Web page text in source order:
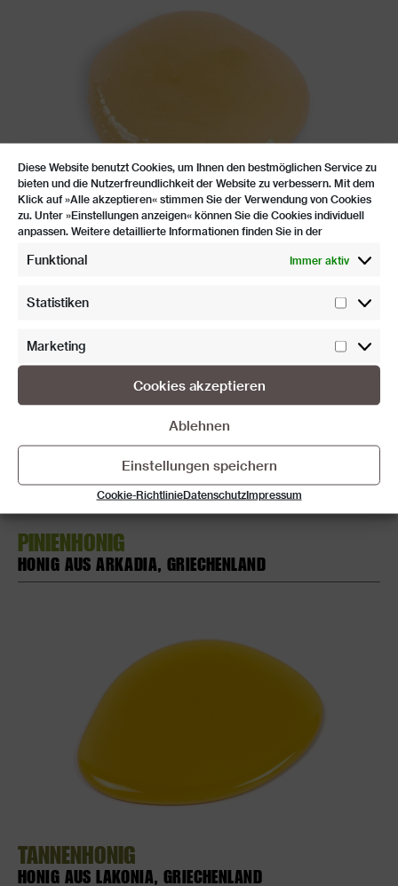
Diese Website benutzt Cookies, um Ihnen den bestmöglichen Service zu
bieten und die Nutzerfreundlichkeit der Website zu verbessern. Mit dem
Klick auf »Alle akzeptieren« stimmen Sie der Verwendung von Cookies
zu. Unter »Einstellungen anzeigen« können Sie die Cookies individuell
anpassen. Weitere detaillierte Informationen finden Sie in der
Funktional Immer aktiv
Statistiken
Marketing
Cookies akzeptieren
Ablehnen
Einstellungen speichern
Cookie-RichtlinieDatenschutzImpressum
ORANGENBLÜTEN­HONIG
HONIG AUS LAKONIA, GRIECHENLAND
PINIENHONIG
HONIG AUS ARKADIA, GRIECHENLAND
TANNENHONIG
HONIG AUS LAKONIA, GRIECHENLAND